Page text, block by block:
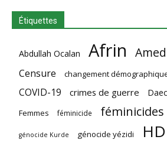
Étiquettes
Abdullah Ocalan Afrin Amed
Censure changement
COVID-19 crimes de guerre
Femmes féminicide féminicides
génocide Kurde génocide yézidi